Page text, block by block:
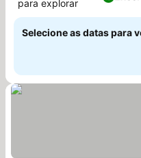
para explorar
Selecione as datas para